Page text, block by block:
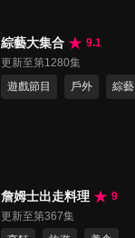
綜藝大集合
9.1
更新至第1280集
遊戲節目
戶外 綜藝
詹姆士出走料理
9
更新至第367集